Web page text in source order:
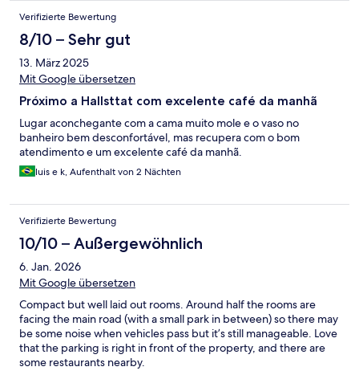
Verifizierte Bewertung
8/10 – Sehr gut
13. März 2025
Mit Google übersetzen
Próximo a Hallsttat com excelente café da manhã
Lugar aconchegante com a cama muito mole e o vaso no
banheiro bem desconfortável, mas recupera com o bom
atendimento e um excelente café da manhã.
luis e k, Aufenthalt von 2 Nächten
Verifizierte Bewertung
10/10 – Außergewöhnlich
6. Jan. 2026
Mit Google übersetzen
Compact but well laid out rooms. Around half the rooms are
facing the main road (with a small park in between) so there may
be some noise when vehicles pass but it’s still manageable. Love
that the parking is right in front of the property, and there are
some restaurants nearby.